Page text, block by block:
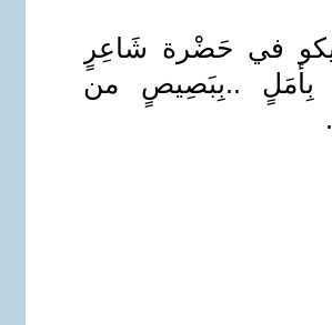
في حَضْرة شَاعِرٍ
بِأمَلٍ ..بِبَصِيصٍ من